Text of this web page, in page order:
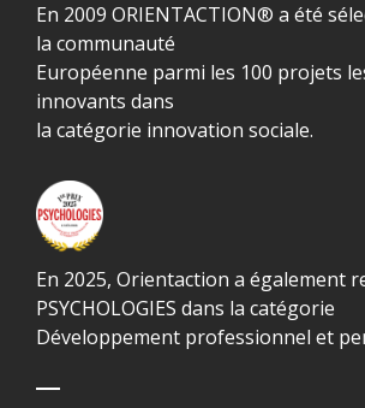
En 2009 ORIENTACTION® a été
la communauté
Européenne parmi les 100 projets
innovants dans
la catégorie innovation sociale.
En 2025, Orientaction a également
PSYCHOLOGIES dans la catégorie
Développement professionnel et